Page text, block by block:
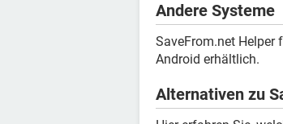
Andere Systeme
SaveFrom.net Helper
Android erhältlich.
Alternativen zu